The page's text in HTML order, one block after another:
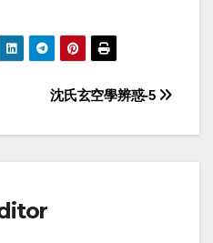
沈氏玄空學辨惑-5